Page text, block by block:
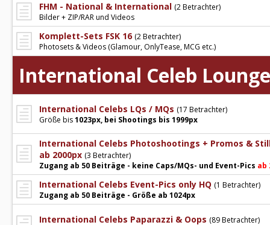
FHM - National & International (2 Betrachter)
Bilder + ZIP/RAR und Videos
Komplett-Sets FSK 16 (2 Betrachter)
Photosets & Videos (Glamour, OnlyTease, MCG etc.)
International Celeb Lounge
International Celebs LQs / MQs (17 Betrachter)
Größe bis1023px, bei Shootings bis 1999px
International Celebs Photoshootings + Promos &
ab 2000px (3 Betrachter)
Zugang ab 50 Beiträge - keine Caps/MQs- und Event-Pics ab
International Celebs Event-Pics only HQ (1 Betrachter)
Zugang ab 50 Beiträge - Größe ab 1024px
International Celebs Paparazzi & Oops (89 Betrachter)